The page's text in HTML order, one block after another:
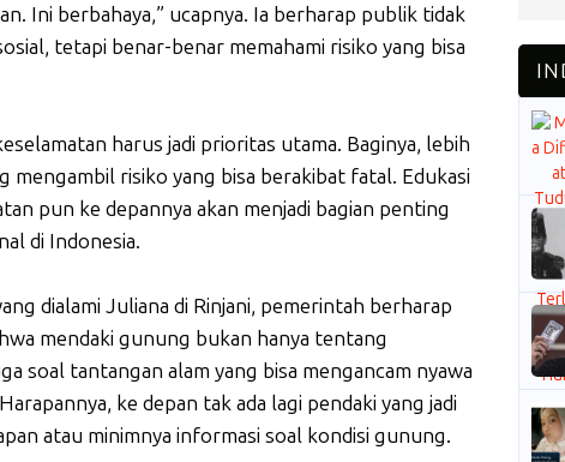
Ini berbahaya,” ucapnya. Ia berharap publik tidak
tetapi benar-benar memahami risiko yang bisa
harus jadi prioritas utama. Baginya, lebih
mengambil risiko yang bisa berakibat fatal. Edukasi
pun ke depannya akan menjadi bagian penting
di Indonesia.
dialami Juliana di Rinjani, pemerintah berharap
mendaki gunung bukan hanya tentang
soal tantangan alam yang bisa mengancam nyawa
ke depan tak ada lagi pendaki yang jadi
atau minimnya informasi soal kondisi gunung.